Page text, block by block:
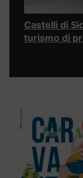
Castelli di
turismo di